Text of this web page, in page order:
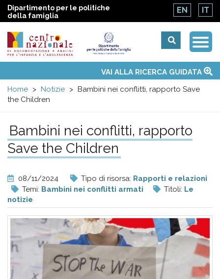
Dipartimento per le politiche
della famiglia
EN IT
Centro
nazionale
di
Documentazione
e
analisi
pr
l'infanzia
e
menu
Temi
Attività
Convenzione ONUVAI ALLA RICERCA GUIDATA
Home
Notizie
Bambini nei conflitti, rapporto Save
the Children
Bambini nei conflitti, rapporto
Save the Children
08/11/2024 Tipo di risorsa: Rapporti e relazioni
Temi: Bambini nei conflitti armati Titoli: Le
notizie